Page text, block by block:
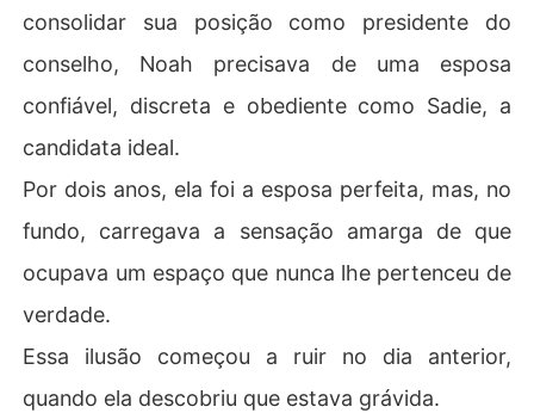
consolidar sua posição como presidente do
conselho, Noah precisava de uma esposa
confiável, discreta e obediente como Sadie, a
candidata ideal.
Por dois anos, ela foi a esposa perfeita, mas, no
fundo, carregava a sensação amarga de que
ocupava um espaço que nunca lhe pertenceu de
verdade.
Essa ilusão começou a ruir no dia anterior,
quando ela descobriu que estava grávida.